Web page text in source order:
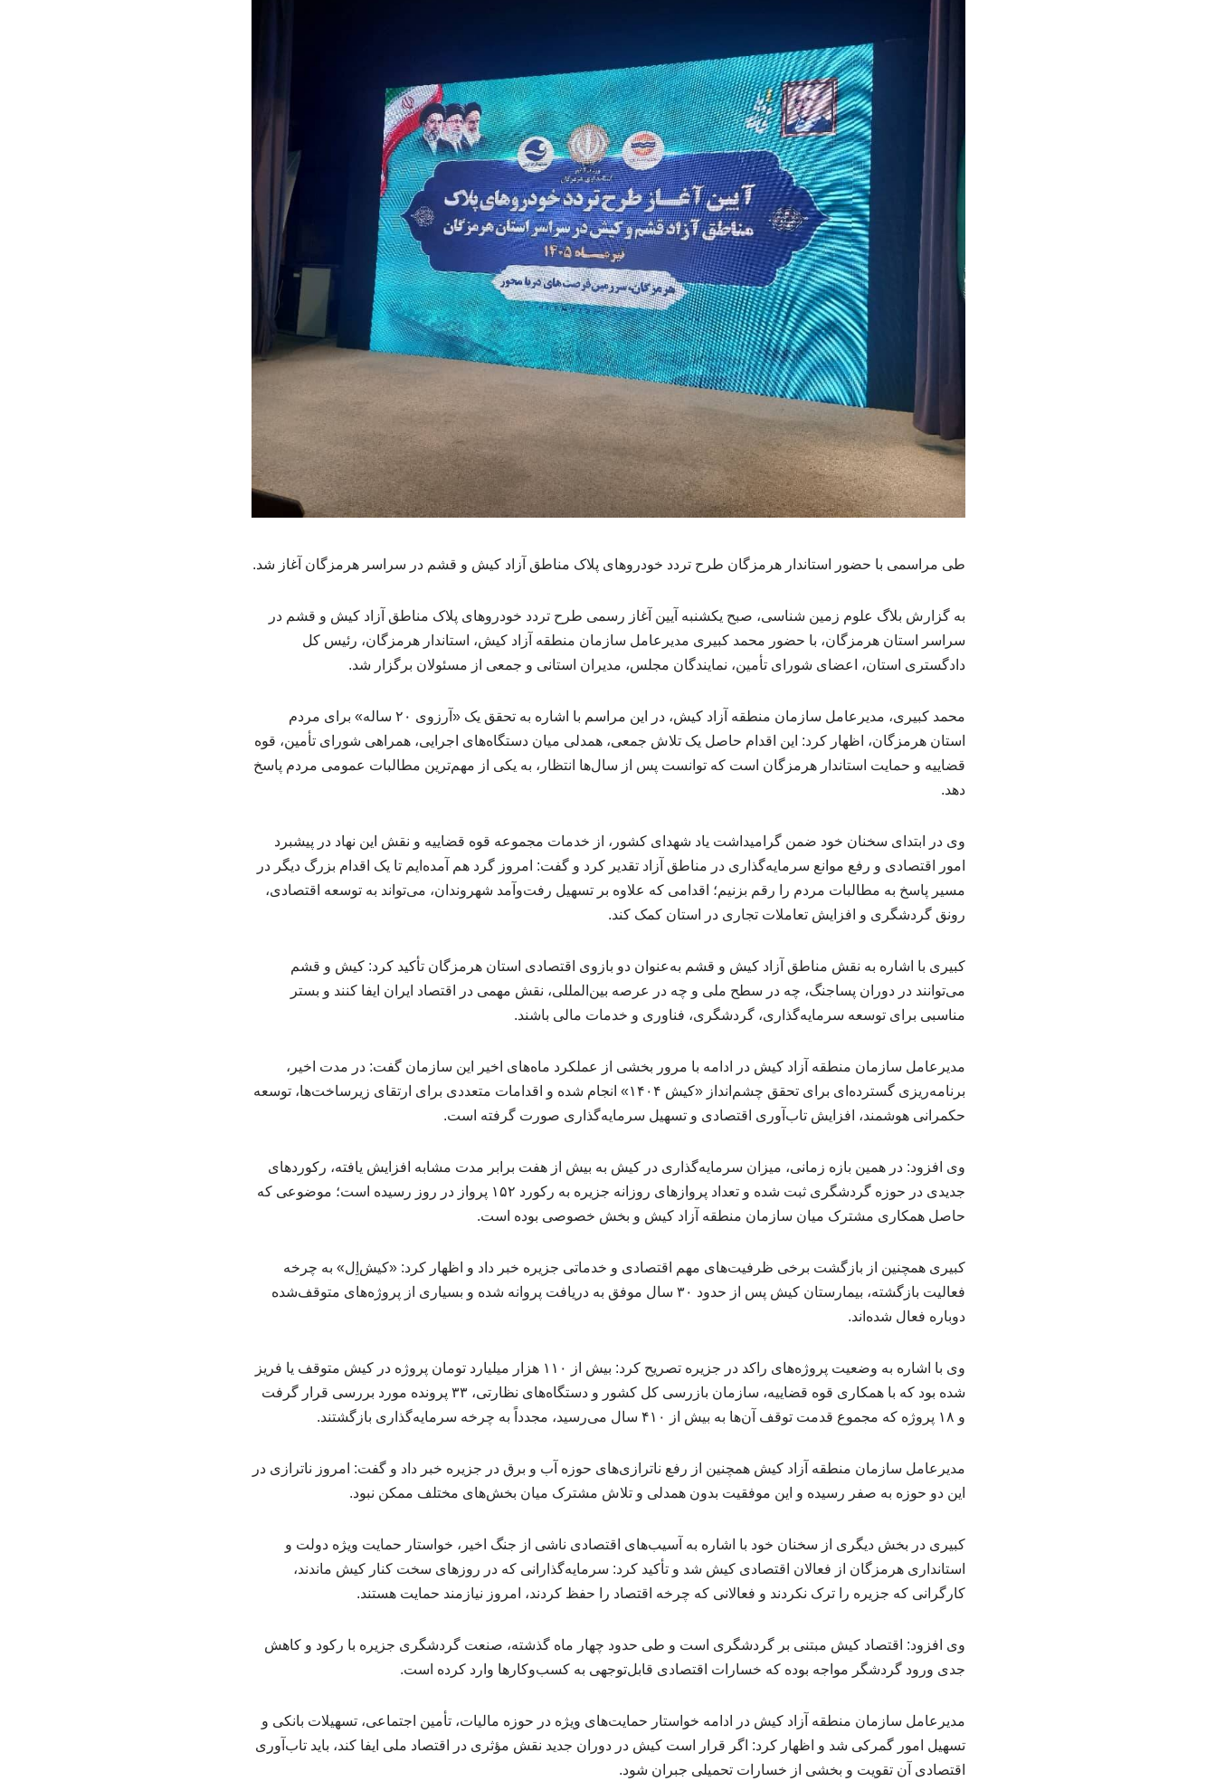
طی مراسمی با حضور استاندار هرمزگان طرح تردد خودروهای پلاک مناطق آزاد کیش و قشم در سراسر هرمزگان آغاز شد.
به گزارش بلاگ علوم زمین شناسی، صبح یکشنبه آیین آغاز رسمی طرح تردد خودروهای پلاک مناطق آزاد کیش و قشم در
سراسر استان هرمزگان، با حضور محمد کبیری مدیرعامل سازمان منطقه آزاد کیش، استاندار هرمزگان، رئیس کل
دادگستری استان، اعضای شورای تأمین، نمایندگان مجلس، مدیران استانی و جمعی از مسئولان برگزار شد.
محمد کبیری، مدیرعامل سازمان منطقه آزاد کیش، در این مراسم با اشاره به تحقق یک «آرزوی ۲۰ ساله» برای مردم
استان هرمزگان، اظهار کرد: این اقدام حاصل یک تلاش جمعی، همدلی میان دستگاه‌های اجرایی، همراهی شورای تأمین، قوه
قضاییه و حمایت استاندار هرمزگان است که توانست پس از سال‌ها انتظار، به یکی از مهم‌ترین مطالبات عمومی مردم پاسخ
دهد.
وی در ابتدای سخنان خود ضمن گرامیداشت یاد شهدای کشور، از خدمات مجموعه قوه قضاییه و نقش این نهاد در پیشبرد
امور اقتصادی و رفع موانع سرمایه‌گذاری در مناطق آزاد تقدیر کرد و گفت: امروز گرد هم آمده‌ایم تا یک اقدام بزرگ دیگر در
مسیر پاسخ به مطالبات مردم را رقم بزنیم؛ اقدامی که علاوه بر تسهیل رفت‌وآمد شهروندان، می‌تواند به توسعه اقتصادی،
رونق گردشگری و افزایش تعاملات تجاری در استان کمک کند.
کبیری با اشاره به نقش مناطق آزاد کیش و قشم به‌عنوان دو بازوی اقتصادی استان هرمزگان تأکید کرد: کیش و قشم
می‌توانند در دوران پساجنگ، چه در سطح ملی و چه در عرصه بین‌المللی، نقش مهمی در اقتصاد ایران ایفا کنند و بستر
مناسبی برای توسعه سرمایه‌گذاری، گردشگری، فناوری و خدمات مالی باشند.
مدیرعامل سازمان منطقه آزاد کیش در ادامه با مرور بخشی از عملکرد ماه‌های اخیر این سازمان گفت: در مدت اخیر،
برنامه‌ریزی گسترده‌ای برای تحقق چشم‌انداز «کیش ۱۴۰۴» انجام شده و اقدامات متعددی برای ارتقای زیرساخت‌ها، توسعه
حکمرانی هوشمند، افزایش تاب‌آوری اقتصادی و تسهیل سرمایه‌گذاری صورت گرفته است.
وی افزود: در همین بازه زمانی، میزان سرمایه‌گذاری در کیش به بیش از هفت برابر مدت مشابه افزایش یافته، رکوردهای
جدیدی در حوزه گردشگری ثبت شده و تعداد پروازهای روزانه جزیره به رکورد ۱۵۲ پرواز در روز رسیده است؛ موضوعی که
حاصل همکاری مشترک میان سازمان منطقه آزاد کیش و بخش خصوصی بوده است.
کبیری همچنین از بازگشت برخی ظرفیت‌های مهم اقتصادی و خدماتی جزیره خبر داد و اظهار کرد: «کیش‌اِل» به چرخه
فعالیت بازگشته، بیمارستان کیش پس از حدود ۳۰ سال موفق به دریافت پروانه شده و بسیاری از پروژه‌های متوقف‌شده
دوباره فعال شده‌اند.
وی با اشاره به وضعیت پروژه‌های راکد در جزیره تصریح کرد: بیش از ۱۱۰ هزار میلیارد تومان پروژه در کیش متوقف یا فریز
شده بود که با همکاری قوه قضاییه، سازمان بازرسی کل کشور و دستگاه‌های نظارتی، ۳۳ پرونده مورد بررسی قرار گرفت
و ۱۸ پروژه که مجموع قدمت توقف آن‌ها به بیش از ۴۱۰ سال می‌رسید، مجدداً به چرخه سرمایه‌گذاری بازگشتند.
مدیرعامل سازمان منطقه آزاد کیش همچنین از رفع ناترازی‌های حوزه آب و برق در جزیره خبر داد و گفت: امروز ناترازی در
این دو حوزه به صفر رسیده و این موفقیت بدون همدلی و تلاش مشترک میان بخش‌های مختلف ممکن نبود.
کبیری در بخش دیگری از سخنان خود با اشاره به آسیب‌های اقتصادی ناشی از جنگ اخیر، خواستار حمایت ویژه دولت و
استانداری هرمزگان از فعالان اقتصادی کیش شد و تأکید کرد: سرمایه‌گذارانی که در روزهای سخت کنار کیش ماندند،
کارگرانی که جزیره را ترک نکردند و فعالانی که چرخه اقتصاد را حفظ کردند، امروز نیازمند حمایت هستند.
وی افزود: اقتصاد کیش مبتنی بر گردشگری است و طی حدود چهار ماه گذشته، صنعت گردشگری جزیره با رکود و کاهش
جدی ورود گردشگر مواجه بوده که خسارات اقتصادی قابل‌توجهی به کسب‌وکارها وارد کرده است.
مدیرعامل سازمان منطقه آزاد کیش در ادامه خواستار حمایت‌های ویژه در حوزه مالیات، تأمین اجتماعی، تسهیلات بانکی و
تسهیل امور گمرکی شد و اظهار کرد: اگر قرار است کیش در دوران جدید نقش مؤثری در اقتصاد ملی ایفا کند، باید تاب‌آوری
اقتصادی آن تقویت و بخشی از خسارات تحمیلی جبران شود.